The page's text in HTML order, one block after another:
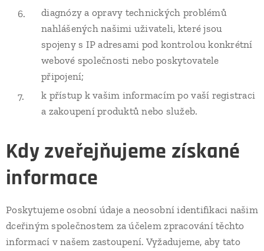
diagnózy a opravy technických problémů
nahlášených našimi uživateli, které jsou
spojeny s IP adresami pod kontrolou konkrétní
webové společnosti nebo poskytovatele
připojení;
k přístup k vašim informacím po vaší registraci
a zakoupení produktů nebo služeb.
Kdy zveřejňujeme získané
informace
Poskytujeme osobní údaje a neosobní identifikaci našim
dceřiným společnostem za účelem zpracování těchto
informací v našem zastoupení. Vyžadujeme, aby tato